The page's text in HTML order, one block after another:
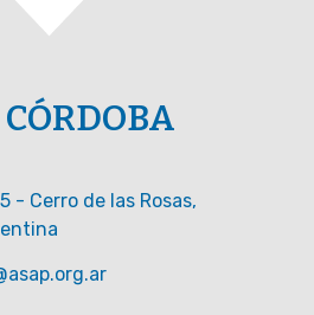
- Cerro de las Rosas,